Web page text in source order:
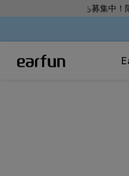
LINE友だち募集中！